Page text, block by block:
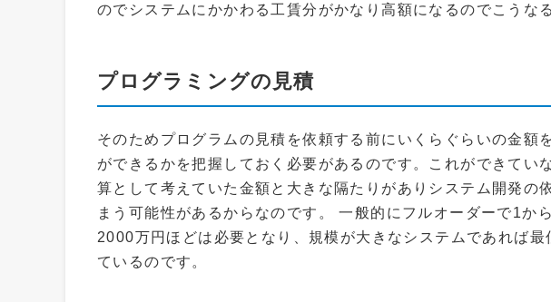
のでシステムにかかわる工賃分がかなり高額になるのでこうな
プログラミングの見積
そのためプログラムの見積を依頼する前にいくらぐらいの金額
ができるかを把握しておく必要があるのです。これができてい
算として考えていた金額と大きな隔たりがありシステム開発の
まう可能性があるからなのです。 一般的にフルオーダーで1か
2000万円ほどは必要となり、規模が大きなシステムであれば
ているのです。